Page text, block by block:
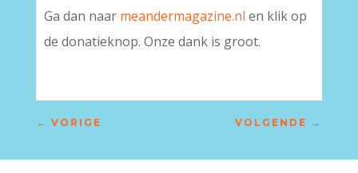
Ga dan naar meandermagazine.nl en klik op
de donatieknop. Onze dank is groot.
← VORIGE VOLGENDE →